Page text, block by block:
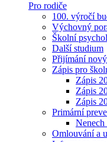
Pro rodiče
100. výročí
Výchovný
Školní
Další studium
Přijímání
Zápis pro
Zápis
Zápis
Zápis
Primární
Omlouvání a